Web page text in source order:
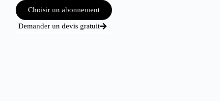
Choisir un abonnement
Demander un devis gratuit